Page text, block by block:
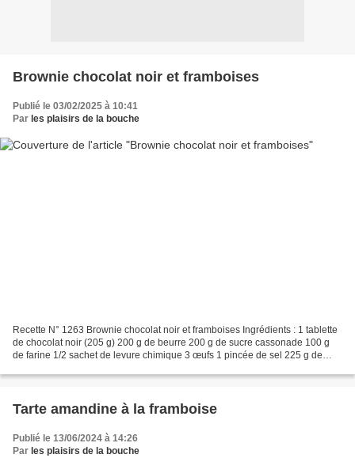
Brownie chocolat noir et framboises
Publié le 03/02/2025 à 10:41
Par les plaisirs de la bouche
Recette N° 1263 Brownie chocolat noir et framboises Ingrédients : 1 tablette
de chocolat noir (205 g) 200 g de beurre 200 g de sucre cassonade 100 g
de farine 1/2 sachet de levure chimique 3 œufs 1 pincée de sel 225 g de
Tarte amandine à la framboise
Publié le 13/06/2024 à 14:26
Par les plaisirs de la bouche